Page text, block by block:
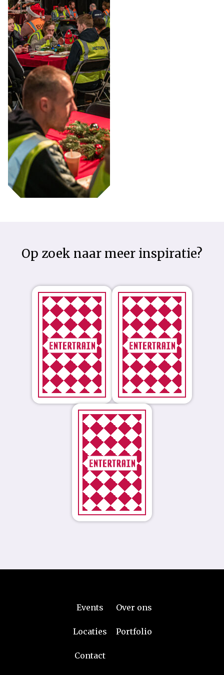
Op zoek naar meer inspiratie?
Laat je
versteld staan.
(Action
Kerstmaaltijd)
Laat je
versteld
staan
(Action
Parijs)
Laat je
versteld
staan.
(Robidus)
Events Over ons
Locaties Portfolio
Contact